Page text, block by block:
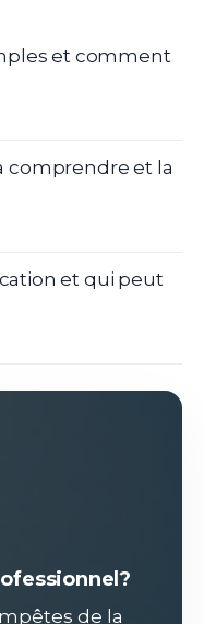
et comment
comprendre et la
et qui peut
de la